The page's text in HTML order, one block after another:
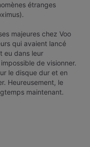
étranges
majeures chez Voo
qui avaient lancé
eu dans leur
de visionner.
le disque dur et en
Heureusement, le
maintenant.